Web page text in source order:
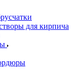
для кирпича